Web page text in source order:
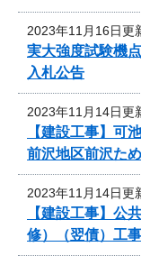
2023年11月16日更
実大強度試験機
入札公告
2023年11月14日更
【建設工事】可
前沢地区前沢た
2023年11月14日更
【建設工事】公
修）（翌債）工